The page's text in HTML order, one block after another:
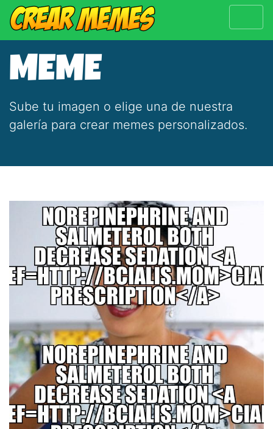
MEME
Sube tu imagen o elige una de nuestra
galería para crear memes personalizados.